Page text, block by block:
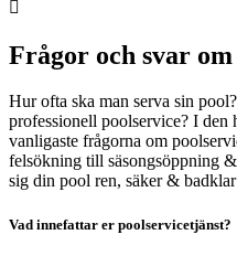

Frågor och svar
Hur ofta ska man serva sin
professionell poolservice? I den
vanligaste frågorna om
felsökning till säsongsöppning
sig din pool ren, säker & badklar
Vad innefattar er poolservicetjänst?